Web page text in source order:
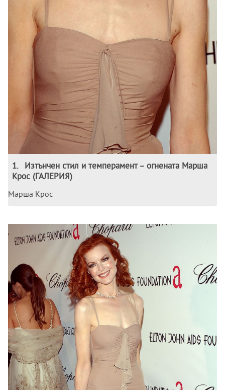
1.
Изтънчен стил и темперамент – огнената Марша
Крос (ГАЛЕРИЯ)
Марша Крос